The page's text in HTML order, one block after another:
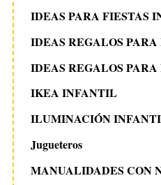
IDEAS PARA FIESTAS
IDEAS REGALOS PARA
IDEAS REGALOS PARA
IKEA INFANTIL
ILUMINACIÓN
Jugueteros
MANUALIDADES CON